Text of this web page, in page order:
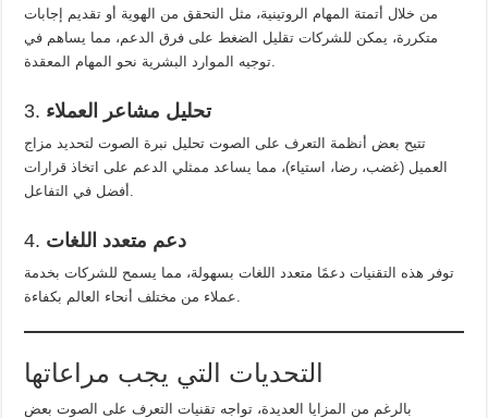
من خلال أتمتة المهام الروتينية، مثل التحقق من الهوية أو تقديم إجابات
متكررة، يمكن للشركات تقليل الضغط على فرق الدعم، مما يساهم في
3. تحليل مشاعر العملاء
تتيح بعض أنظمة التعرف على الصوت تحليل نبرة الصوت لتحديد مزاج
العميل (غضب، رضا، استياء)، مما يساعد ممثلي الدعم على اتخاذ قرارات
4. دعم متعدد اللغات
توفر هذه التقنيات دعمًا متعدد اللغات بسهولة، مما يسمح للشركات بخدمة
التحديات التي يجب مراعاتها
بالرغم من المزايا العديدة، تواجه تقنيات التعرف على الصوت بعض